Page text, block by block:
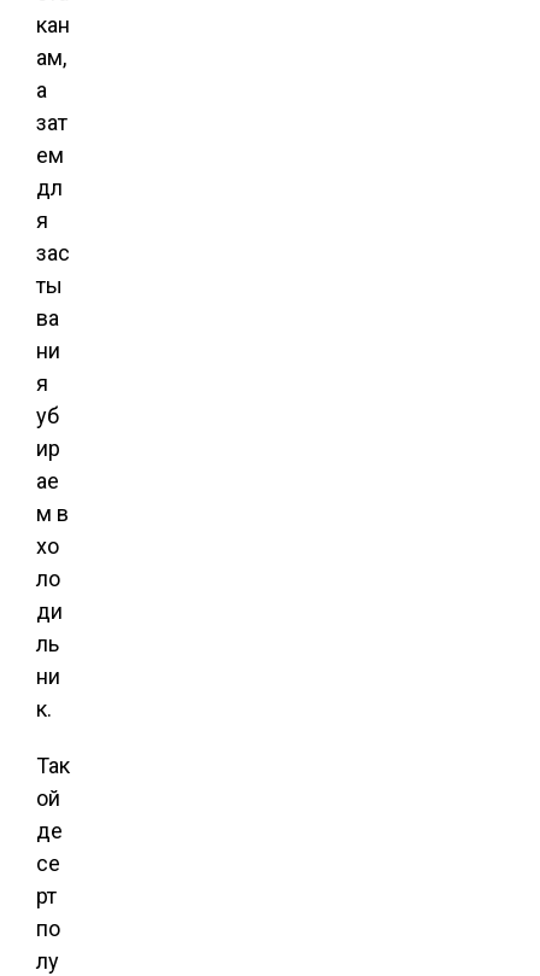
кан
ам,
а
зат
ем
дл
я
зас
ты
ва
ни
я
уб
ир
ае
м в
хо
ло
ди
ль
ни
к.
Так
ой
де
се
рт
по
лу